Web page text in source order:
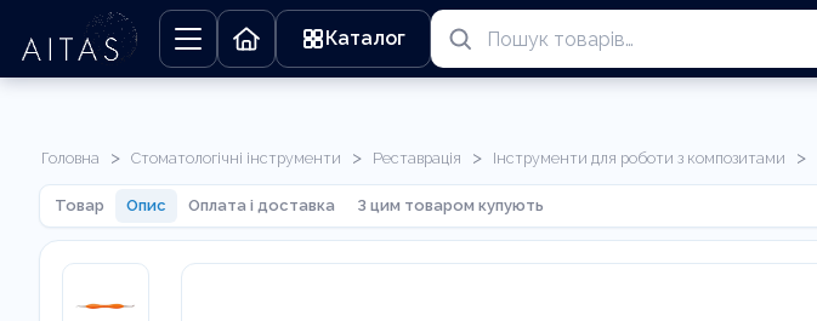
Каталог
Головна > Стоматологічні інструменти > Реставрація > Інструменти для роботи з композитами >
Товар Опис Оплата і доставка З цим товаром купують